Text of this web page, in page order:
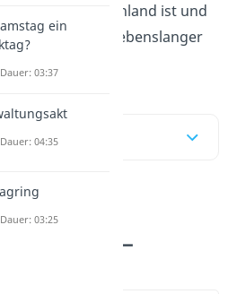
in Deutschland ist und
Verbrechen mit lebenslanger
—
ein
03:37
04:35
03:25